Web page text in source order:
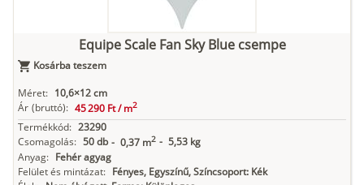
Equipe Scale Fan Sky Blue csempe
Kosárba teszem
Méret: 10,6×12 cm
Ár (bruttó): 45 290 Ft /m2
Termékkód: 23290
Csomagolás: 50 db - 0,37 m2 - 5,53 kg
Anyag: Fehér agyag
Felület és mintázat: Fényes, Egyszínű, Színcsoport: Kék